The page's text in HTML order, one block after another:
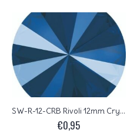
SW-R-12-CRB Rivoli 12mm Crystal Royal Blue
€0,95